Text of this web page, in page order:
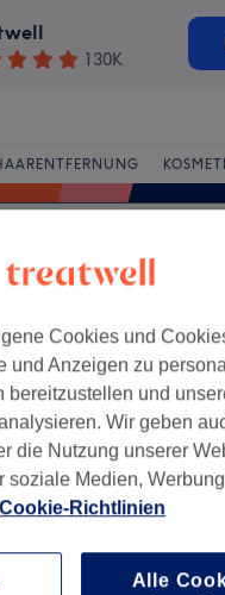
130K
Beliebiger Preis Marken
styling & föhnen in Höhr-
Cookies und
und Anzeigen zu
bereitzustellen und
Wir geben
die Nutzung unserer
soziale Medien,
Cookie-Richtlinien
Alle